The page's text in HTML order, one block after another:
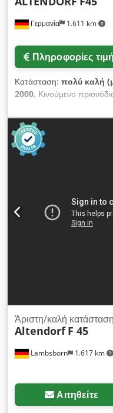
Γερμανία 1.611 km
Πληροφορίες
Κατάσταση: πολύ καλή
2000, Κινούμενο
mm Πλάτος κοπής 1440
κοπής 150 mm
μηχανήματος περ. 1200
Διαστάσεις Μ-Π-Υ: 3,2 x
πριόνι βρίσκεται σε
συγκρότημα για ακριβείς
ειδικών επίπλων,
πλαστικών, συνθετικών
Lambsborn 1.617 km
Άριστη/καλή
Altendorf F 45
Αιτηθείτε